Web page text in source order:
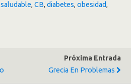
, CB, diabetes, obesidad,
Próxima Entrada
Grecia En Problemas